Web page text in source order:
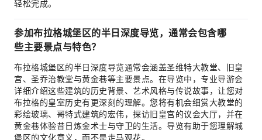
轻松完成。
参加布拉格城堡区的半日深度导览，通常会包含哪
些主要景点与特色？
布拉格城堡区的半日深度导览通常会涵盖圣维特大教堂、旧皇
宫、圣乔治教堂与黄金巷等主要景点。在导览中，专业导游会
详细介绍这些建筑的历史背景、艺术风格与传说故事，让您对
布拉格的皇室历史有更深刻的理解。您将有机会细赏大教堂的
彩绘玻璃、哥特式建筑的宏伟，探访旧皇宫的议会大厅，并在
黄金巷体验昔日炼金术士与守卫的生活。导览有助于您理解城
堡区的文化意义，而不是走马观花。